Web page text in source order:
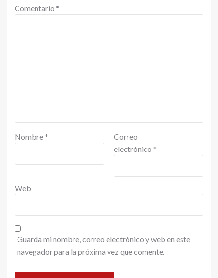
Comentario *
Nombre *
Correo
electrónico *
Web
Guarda mi nombre, correo electrónico y web en este
navegador para la próxima vez que comente.